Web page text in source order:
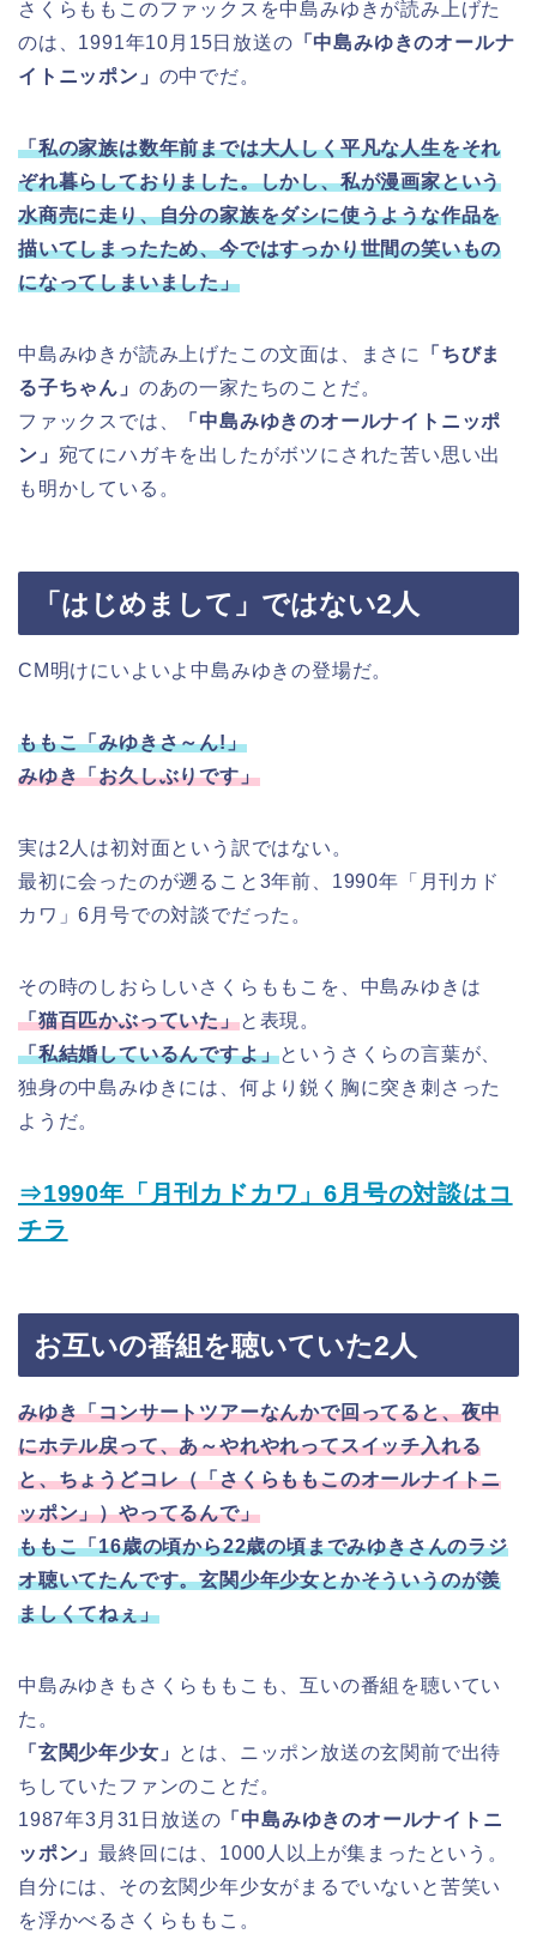
さくらももこのファックスを中島みゆきが読み上げた
のは、1991年10月15日放送の 「中島みゆきのオールナ
イトニッポン」 の中でだ。
「私の家族は数年前までは大人しく平凡な人生をそれ
ぞれ暮らしておりました。しかし、私が漫画家という
水商売に走り、自分の家族をダシに使うような作品を
描いてしまったため、今ではすっかり世間の笑いもの
になってしまいました」
中島みゆきが読み上げたこの文面は、まさに
「ちびま
る子ちゃん」 のあの一家たちのことだ。
ファックスでは、
「中島みゆきのオールナイトニッポ
ン」 宛てにハガキを出したがボツにされた苦い思い出
も明かしている。
「はじめまして」ではない2人
CM明けにいよいよ中島みゆきの登場だ。
ももこ「みゆきさ～ん!」
みゆき「お久しぶりです」
実は2人は初対面という訳ではない。
最初に会ったのが遡ること3年前、1990年「月刊カド
カワ」6月号での対談でだった。
その時のしおらしいさくらももこを、中島みゆきは
「猫百匹かぶっていた」と表現。
「私結婚しているんですよ」というさくらの言葉が、
独身の中島みゆきには、何より鋭く胸に突き刺さった
ようだ。
⇒1990年「月刊カドカワ」6月号の対談はコ
チラ
お互いの番組を聴いていた2人
みゆき「コンサートツアーなんかで回ってると、夜中
にホテル戻って、あ～やれやれってスイッチ入れる
と、ちょうどコレ（「さくらももこのオールナイトニ
ッポン」）やってるんで」
ももこ「16歳の頃から22歳の頃までみゆきさんのラジ
オ聴いてたんです。玄関少年少女とかそういうのが羨
ましくてねぇ」
中島みゆきもさくらももこも、互いの番組を聴いてい
た。
「玄関少年少女」 とは、ニッポン放送の玄関前で出待
ちしていたファンのことだ。
1987年3月31日放送の 「中島みゆきのオールナイトニ
ッポン」最終回には、1000人以上が集まったという。
自分には、その玄関少年少女がまるでいないと苦笑い
を浮かべるさくらももこ。